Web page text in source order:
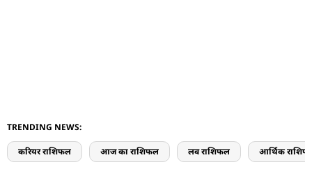
TRENDING NEWS:
करियर राशिफल आज का राशिफल लव राशिफल आर्थिक